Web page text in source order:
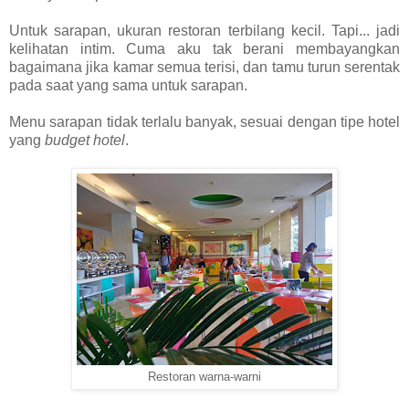
Untuk sarapan, ukuran restoran terbilang kecil. Tapi... jadi
kelihatan intim. Cuma aku tak berani membayangkan
bagaimana jika kamar semua terisi, dan tamu turun serentak
pada saat yang sama untuk sarapan.
Menu sarapan tidak terlalu banyak, sesuai dengan tipe hotel
yang budget hotel.
Restoran warna-warni